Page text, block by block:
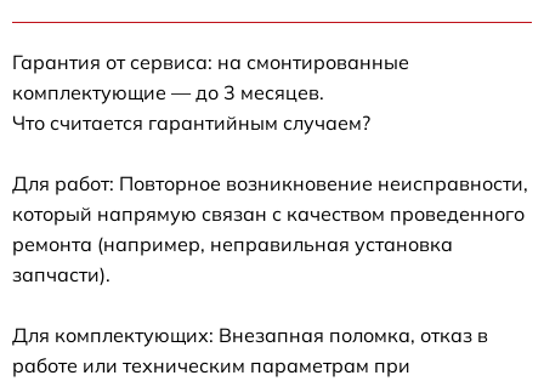
Гарантия от сервиса: на смонтированные
комплектующие — до 3 месяцев.
Что считается гарантийным случаем?
Для работ: Повторное возникновение неисправности,
который напрямую связан с качеством проведенного
ремонта (например, неправильная установка
запчасти).
Для комплектующих: Внезапная поломка, отказ в
работе или техническим параметрам при